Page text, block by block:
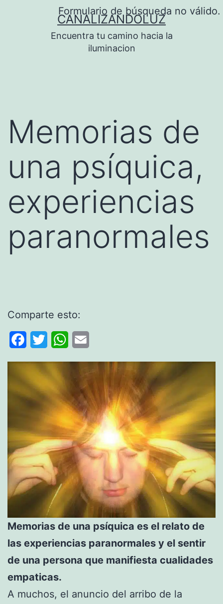
Formulario de búsqueda no válido.
CANALIZANDOLUZ
Encuentra tu camino hacia la
iluminacion
Memorias de
una psíquica,
experiencias
paranormales
Comparte esto:
Facebook
Twitter WhatsApp
Memorias de una psíquica es el relato de
las experiencias paranormales y el sentir
de una persona que manifiesta cualidades
empaticas.
A muchos, el anuncio del arribo de la